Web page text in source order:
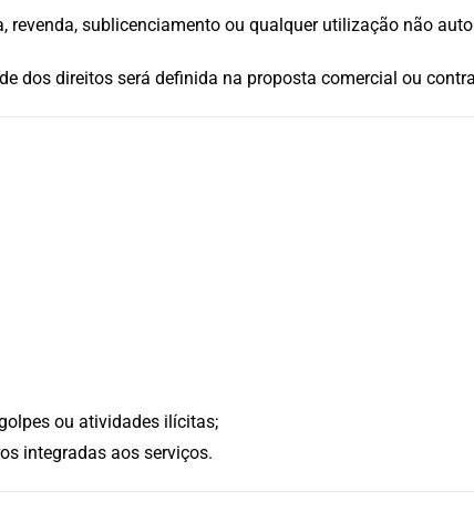
revenda, sublicenciamento ou qualquer utilização não
dos direitos será definida na proposta comercial ou
ou atividades ilícitas;
integradas aos serviços.